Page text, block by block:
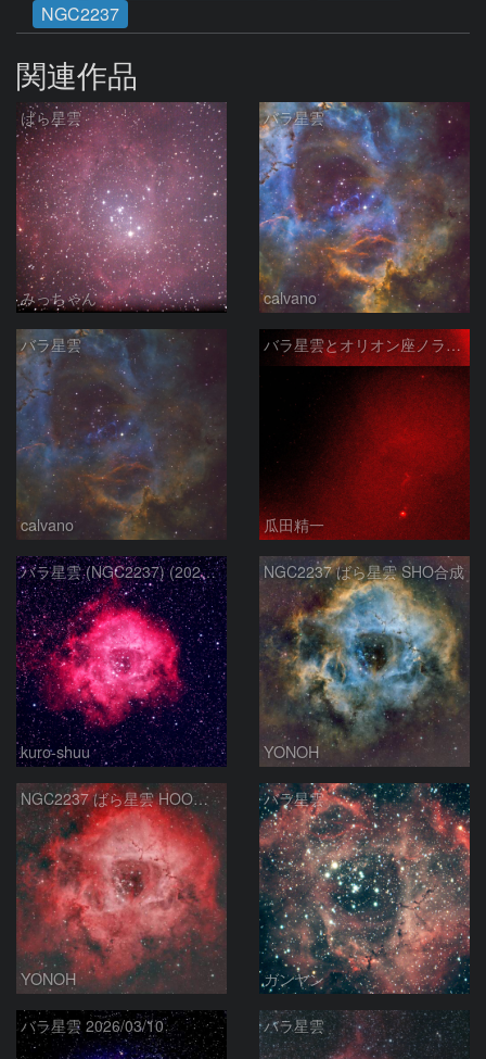
NGC2237
関連作品
ばら星雲
みっちゃん
バラ星雲
calvano
バラ星雲
calvano
バラ星雲とオリオン座ノラマ50mm
瓜田精一
バラ星雲 (NGC2237) (2026/02/15他2夜)
kuro-shuu
NGC2237 ばら星雲 SHO合成
YONOH
NGC2237 ばら星雲 HOO合成
YONOH
バラ星雲
ガンヤン
バラ星雲 2026/03/10 バラ星雲